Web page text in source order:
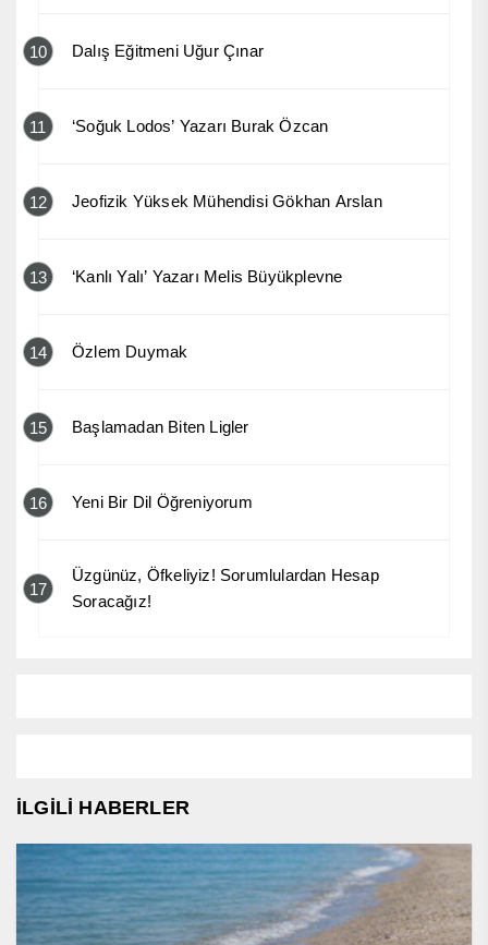
10 Dalış Eğitmeni Uğur Çınar
11 ‘Soğuk Lodos’ Yazarı Burak Özcan
12 Jeofizik Yüksek Mühendisi Gökhan Arslan
13 ‘Kanlı Yalı’ Yazarı Melis Büyükplevne
14 Özlem Duymak
15 Başlamadan Biten Ligler
16 Yeni Bir Dil Öğreniyorum
17
Üzgünüz, Öfkeliyiz! Sorumlulardan Hesap
Soracağız!
İLGİLİ HABERLER